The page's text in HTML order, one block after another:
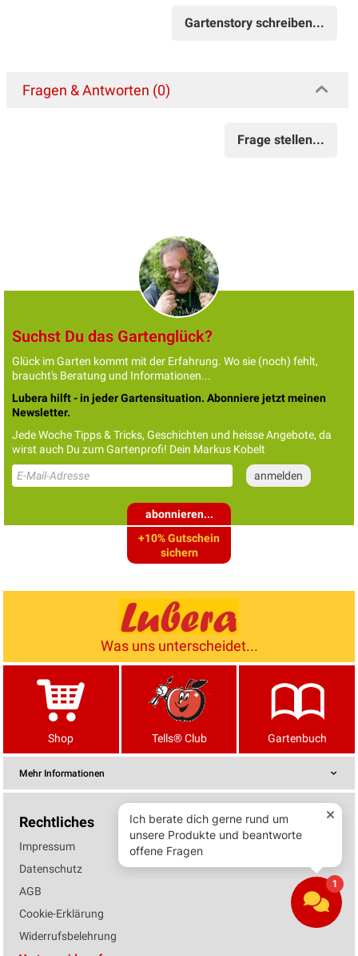
Gartenstory schreiben...
Fragen & Antworten (0)
Frage stellen...
Suchst Du das Gartenglück?
Glück im Garten kommt mit der Erfahrung. Wo sie (noch) fehlt,
braucht's Beratung und Informationen...
Lubera hilft - in jeder Gartensituation. Abonniere jetzt meinen
Newsletter.
Jede Woche Tipps & Tricks, Geschichten und heisse Angebote, da
wirst auch Du zum Gartenprofi! Dein Markus Kobelt
abonnieren...
+10% Gutschein
sichern
Was uns unterscheidet...
Shop Tells® Club Gartenbuch
Mehr Informationen
Rechtliches
Impressum
Datenschutz
AGB
Cookie-Erklärung
Widerrufsbelehrung